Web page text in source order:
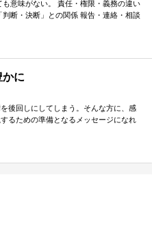
意味がない。 責任・権限・義務の違い
断・決断」との関係 報告・連絡・相談
ームワークを大きく向上したいリーダ
かに
後回しにしてしまう。そんな方に、感
るための準備となるメッセージになれ